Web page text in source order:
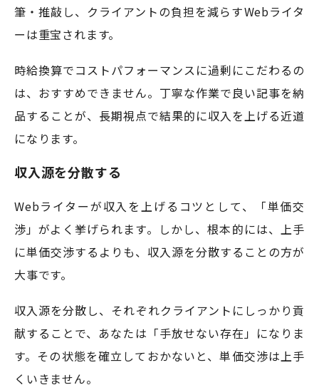
筆・推敲し、クライアントの負担を減らすWebライタ
ーは重宝されます。
時給換算でコストパフォーマンスに過剰にこだわるの
は、おすすめできません。丁寧な作業で良い記事を納
品することが、長期視点で結果的に収入を上げる近道
になります。
収入源を分散する
Webライターが収入を上げるコツとして、「単価交
渉」がよく挙げられます。しかし、根本的には、上手
に単価交渉するよりも、収入源を分散することの方が
大事です。
収入源を分散し、それぞれクライアントにしっかり貢
献することで、あなたは「手放せない存在」になりま
す。その状態を確立しておかないと、単価交渉は上手
くいきません。